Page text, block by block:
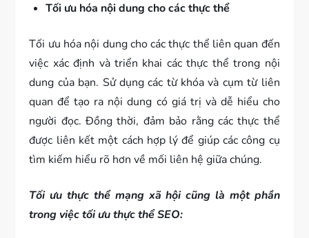
Tối ưu hóa nội dung cho các thực thể
Tối ưu hóa nội dung cho các thực thể liên quan đến
việc xác định và triển khai các thực thể trong nội
dung của bạn. Sử dụng các từ khóa và cụm từ liên
quan để tạo ra nội dung có giá trị và dễ hiểu cho
người đọc. Đồng thời, đảm bảo rằng các thực thể
được liên kết một cách hợp lý để giúp các công cụ
tìm kiếm hiểu rõ hơn về mối liên hệ giữa chúng.
Tối ưu thực thể mạng xã hội cũng là một phần
trong việc tối ưu thực thể SEO: